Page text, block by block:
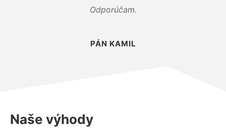
Odporúčam.
PÁN KAMIL
Naše výhody